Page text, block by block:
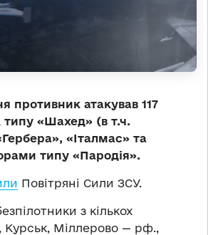
противник атакував 117
«Шахед» (в т.ч.
«Італмас» та
типу «Пародія».
Повітряні Сили ЗСУ.
з кількох
Курськ, Міллерово — рф.,